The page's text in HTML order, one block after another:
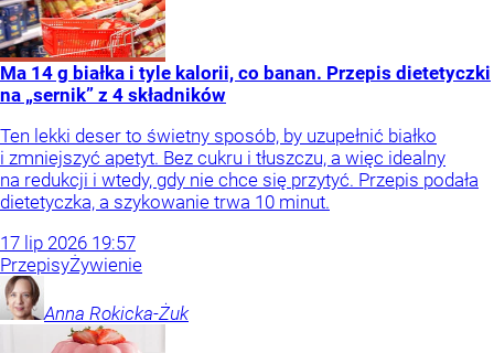
Ma 14 g białka i tyle kalorii, co banan. Przepis dietetyczki
na „sernik” z 4 składników
Ten lekki deser to świetny sposób, by uzupełnić białko
i zmniejszyć apetyt. Bez cukru i tłuszczu, a więc idealny
na redukcji i wtedy, gdy nie chce się przytyć. Przepis podała
dietetyczka, a szykowanie trwa 10 minut.
17 lip 2026 19:57
PrzepisyŻywienie
Anna Rokicka-Żuk